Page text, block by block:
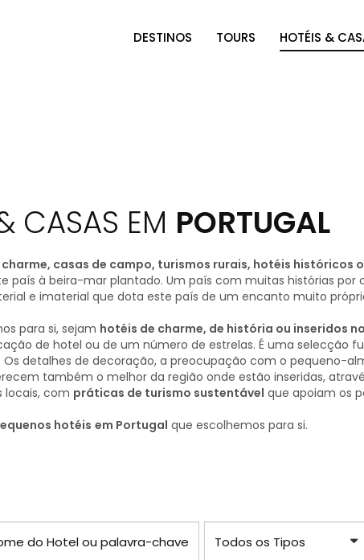
DESTINOS TOURS HOTÉIS &
CASAS EM PORTUGAL
casas de campo, turismos rurais, hotéis históricos
à beira-mar plantado. Um país com muitas histórias por
e imaterial que dota este país de um encanto muito
para si, sejam hotéis de charme, de história ou inseridos
de hotel ou de um número de estrelas. É uma selecção
detalhes de decoração, a preocupação com o pequeno-
também o melhor da região onde estão inseridas,
locais, com práticas de turismo sustentável que apoiam os
hotéis em Portugal que escolhemos para si.